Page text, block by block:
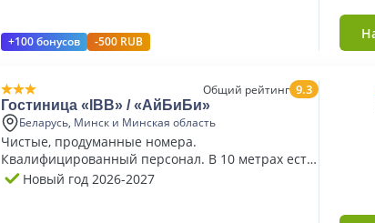
+100 бонусов -500 RUB
Общий рейтинг 9.3
Гостиница «IBB» / «АйБиБи»
Беларусь, Минск и Минская область
Чистые, продуманные номера.
Квалифицированный персонал. В 10 метрах есть
парковка.
Новый год 2026-2027